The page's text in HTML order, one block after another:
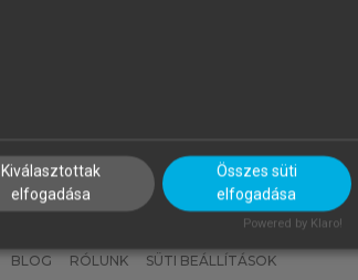
MI – ÁLTALÁNOS IRÁNYELVEK
BLOG RÓLUNK SÜTI BEÁLLÍTÁSOK
Kiválasztottak
elfogadása
Összes süti
elfogadása
Powered by Klaro!